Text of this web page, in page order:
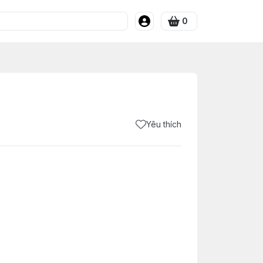
0
Yêu thích